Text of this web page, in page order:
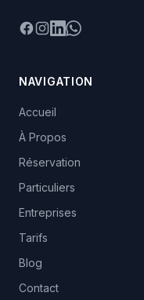
Facebook
Instagram
LinkedIn
WhatsApp
NAVIGATION
Accueil
À Propos
Réservation
Particuliers
Entreprises
Tarifs
Blog
Contact